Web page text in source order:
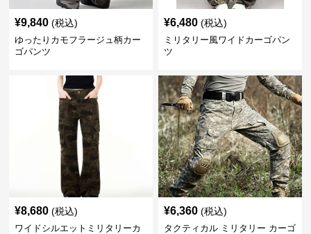
¥9,840 (税込)
ゆったりカモフラージュ柄カー
ゴパンツ
¥6,480 (税込)
ミリタリー風ワイドカーゴパン
ツ
¥8,680 (税込)
ワイドシルエットミリタリーカ
¥6,360 (税込)
タクティカル ミリタリー カーゴ